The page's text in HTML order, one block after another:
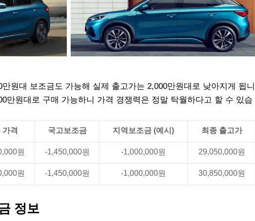
원대 보조금도 가능해 실제 출고가는 2,000만원대로 낮아지게 됩니
만원대로 구매 가능하니 가격 경쟁력은 정말 탁월하다고 할 수 있습
가격 국고보조금 지역보조금 (예시) 최종 출고가
원 -1,450,000원 -1,000,000원 29,050,000원
원 -1,450,000원 -1,000,000원 30,850,000원
정보